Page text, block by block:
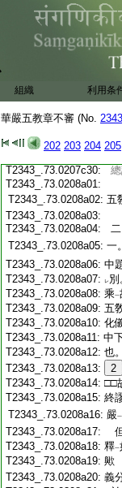
組織 利用条
華嚴五教章不審 (No. 2343_
202 203 204 205
T2343_.73.0207c19:外
T2343_.73.0207c20:一 ト
T2343_.73.0207c21: 性
T2343_.73.0207c22:諸
小
T2343_.73.0207c25:云二
T2343_.73.0207c27:自
T2343_.73.0207c28:
T2343_.73.0207c29: 元
T2343_.73.0207c30:
T2343_.73.0208a01:
T2343_.73.0208a02: 五
T2343_.73.0208a03:
T2343_.73.0208a04:
二
T2343_.73.0208a05: 一
T2343_.73.0208a06: 中
T2343_.73.0208a07:
レ別
T2343_.73.0208a08: 乘一
T2343_.73.0208a09: 五
T2343_.73.0208a10: 化
T2343_.73.0208a11: 中
T2343_.73.0208a12: 也
T2343_.73.0208a13:
2
T2343_.73.0208a14: □□
T2343_.73.0208a15: 終
T2343_.73.0208a16: 嚴一
T2343_.73.0208a17:
T2343_.73.0208a18: 釋一
T2343_.73.0208a19: 歟
T2343_.73.0208a20: 義